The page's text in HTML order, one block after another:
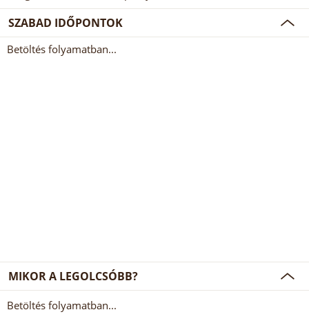
SZABAD IDŐPONTOK
Betöltés folyamatban...
MIKOR A LEGOLCSÓBB?
Betöltés folyamatban...